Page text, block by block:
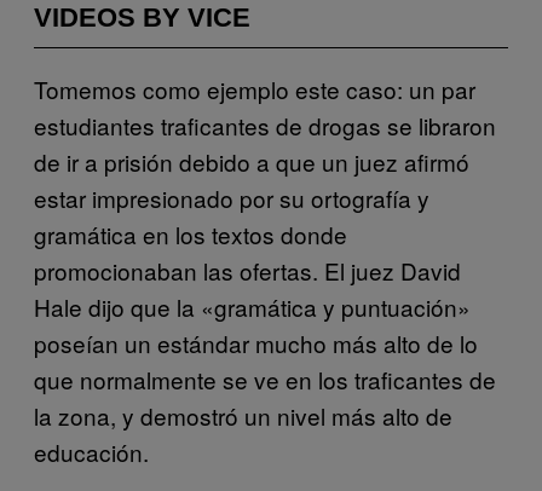
VIDEOS BY VICE
Tomemos como ejemplo este caso: un par
estudiantes traficantes de drogas se libraron
de ir a prisión debido a que un juez afirmó
estar impresionado por su ortografía y
gramática en los textos donde
promocionaban las ofertas. El juez David
Hale dijo que la «gramática y puntuación»
poseían un estándar mucho más alto de lo
que normalmente se ve en los traficantes de
la zona, y demostró un nivel más alto de
educación.